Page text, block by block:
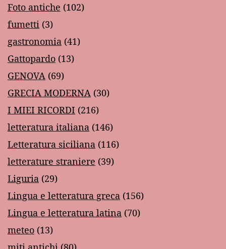
Foto antiche (102)
fumetti (3)
gastronomia (41)
Gattopardo (13)
GENOVA (69)
GRECIA MODERNA (30)
I MIEI RICORDI (216)
letteratura italiana (146)
Letteratura siciliana (116)
letterature straniere (39)
Liguria (29)
Lingua e letteratura greca (156)
Lingua e letteratura latina (70)
meteo (13)